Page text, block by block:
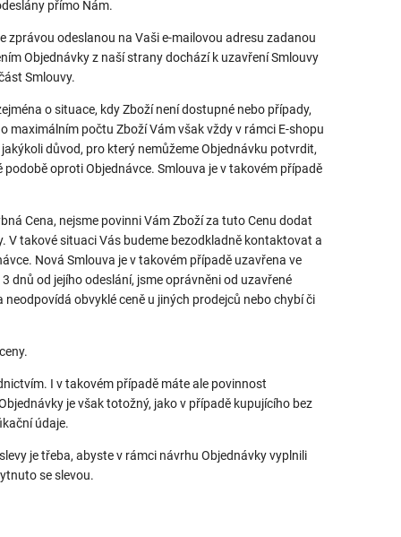
přímo Nám.
zprávou odeslanou na Vaši e-mailovou adresu zadanou
Objednávky z naší strany dochází k uzavření Smlouvy
Smlouvy.
o situace, kdy Zboží není dostupné nebo případy,
maximálním počtu Zboží Vám však vždy v rámci E-shopu
důvod, pro který nemůžeme Objednávku potvrdit,
oproti Objednávce. Smlouva je v takovém případě
Cena, nejsme povinni Vám Zboží za tuto Cenu dodat
V takové situaci Vás budeme bezodkladně kontaktovat a
Nová Smlouva je v takovém případě uzavřena ve
dnů od jejího odeslání, jsme oprávněni od uzavřené
obvyklé ceně u jiných prodejců nebo chybí či
I v takovém případě máte ale povinnost
je však totožný, jako v případě kupujícího bez
údaje.
je třeba, abyste v rámci návrhu Objednávky vyplnili
se slevou.